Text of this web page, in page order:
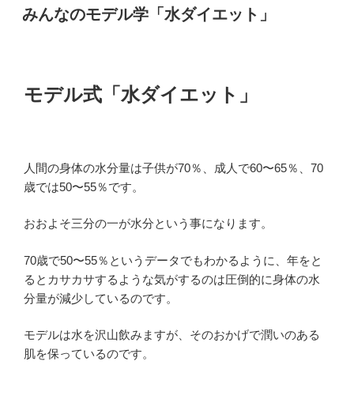
稿
日:
みんなのモデル学「水ダイエット」
モデル式「水ダイエット」
人間の身体の水分量は子供が70％、成人で60〜65％、70
歳では50〜55％です。
おおよそ三分の一が水分という事になります。
70歳で50〜55％というデータでもわかるように、年をと
るとカサカサするような気がするのは圧倒的に身体の水
分量が減少しているのです。
モデルは水を沢山飲みますが、そのおかげで潤いのある
肌を保っているのです。